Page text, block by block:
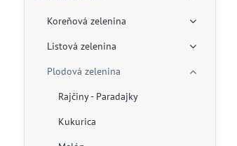
Koreňová zelenina
Listová zelenina
Plodová zelenina
Rajčiny - Paradajky
Kukurica